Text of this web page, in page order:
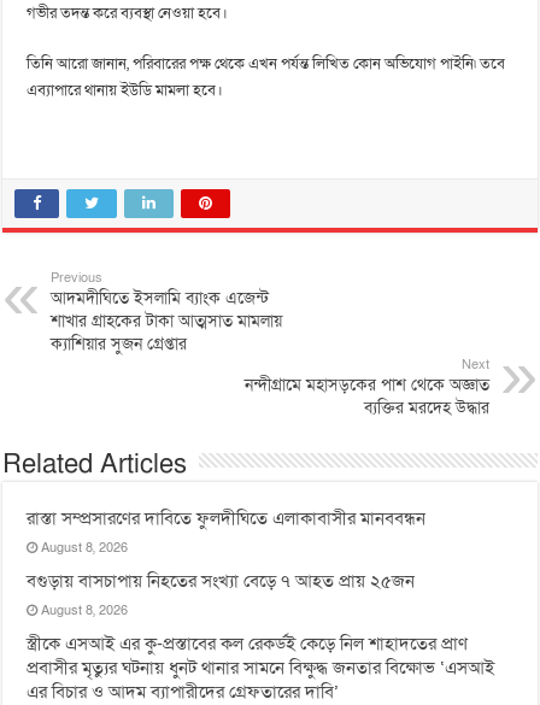
গভীর তদন্ত করে ব্যবস্থা নেওয়া হবে।
তিনি আরো জানান, পরিবারের পক্ষ থেকে এখন পর্যন্ত লিখিত কোন অভিযোগ পাইনি৷ তবে
এব্যাপারে থানায় ইউডি মামলা হবে।
Previous
আদমদীঘিতে ইসলামি ব্যাংক এজেন্ট
শাখার গ্রাহকের টাকা আত্মসাত মামলায়
ক্যাশিয়ার সুজন গ্রেপ্তার
Next
নন্দীগ্রামে মহাসড়কের পাশ থেকে অজ্ঞাত
ব্যক্তির মরদেহ উদ্ধার
Related Articles
রাস্তা সম্প্রসারণের দাবিতে ফুলদীঘিতে এলাকাবাসীর মানববন্ধন
August 8, 2026
বগুড়ায় বাসচাপায় নিহতের সংখ্যা বেড়ে ৭ আহত প্রায় ২৫জন
August 8, 2026
স্ত্রীকে এসআই এর কু-প্রস্তাবের কল রেকর্ডই কেড়ে নিল শাহাদতের প্রাণ
প্রবাসীর মৃত্যুর ঘটনায় ধুনট থানার সামনে বিক্ষুদ্ধ জনতার বিক্ষোভ ‘এসআই
এর বিচার ও আদম ব্যাপারীদের গ্রেফতারের দাবি’